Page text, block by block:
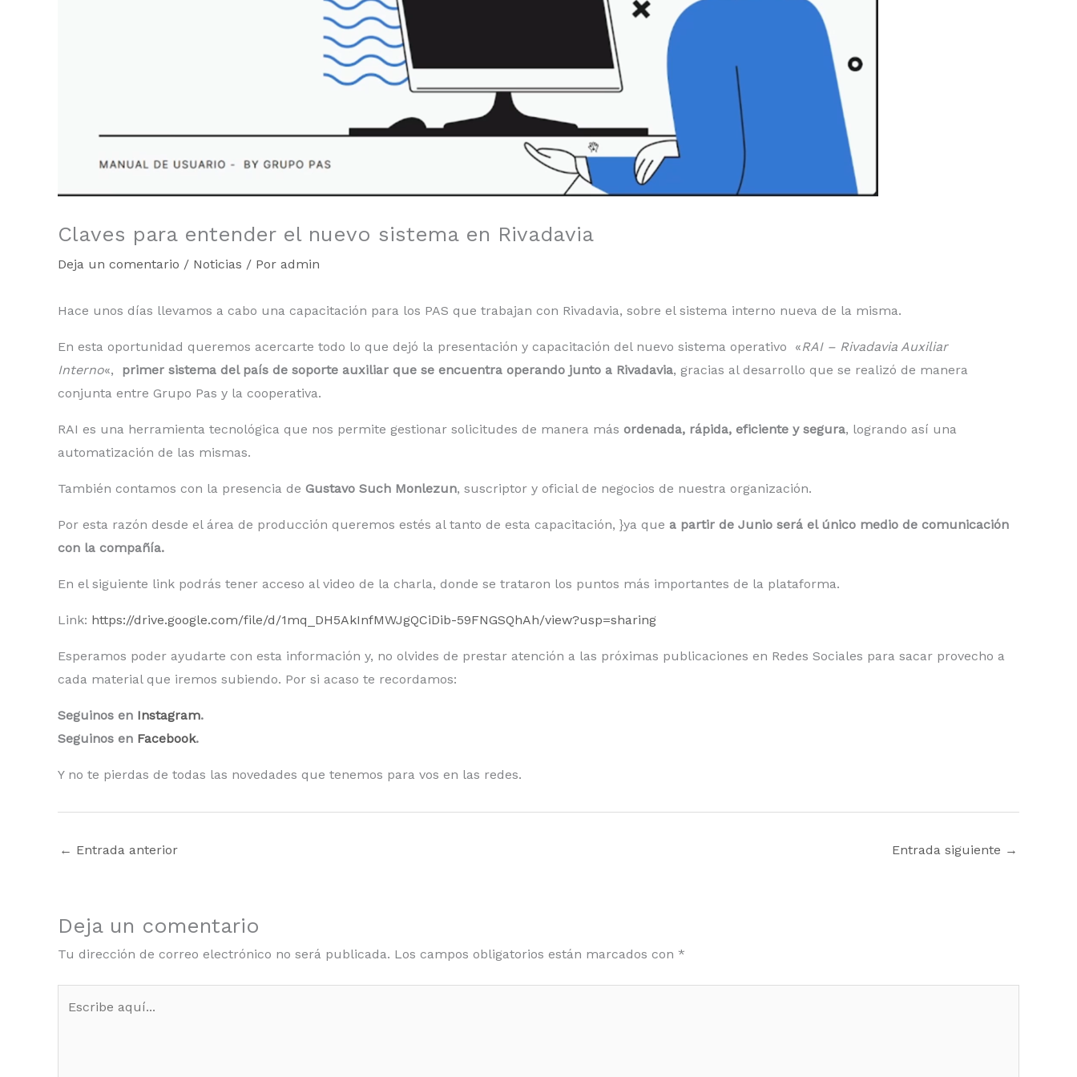
Claves para entender el nuevo sistema en Rivadavia
Deja un comentario / Noticias / Por admin
Hace unos días llevamos a cabo una capacitación para los PAS que trabajan con Rivadavia, sobre el sistema interno nueva de la misma.
En esta oportunidad queremos acercarte todo lo que dejó la presentación y capacitación del nuevo sistema operativo «RAI – Rivadavia Auxiliar
Interno«, primer sistema del país de soporte auxiliar que se encuentra operando junto a Rivadavia, gracias al desarrollo que se realizó de manera
conjunta entre Grupo Pas y la cooperativa.
RAI es una herramienta tecnológica que nos permite gestionar solicitudes de manera más ordenada, rápida, eficiente y segura, logrando así una
automatización de las mismas.
También contamos con la presencia de Gustavo Such Monlezun, suscriptor y oficial de negocios de nuestra organización.
Por esta razón desde el área de producción queremos estés al tanto de esta capacitación, }ya que a partir de Junio será el único medio de comunicación
con la compañía.
En el siguiente link podrás tener acceso al video de la charla, donde se trataron los puntos más importantes de la plataforma.
Link: https://drive.google.com/file/d/1mq_DH5AkInfMWJgQCiDib-59FNGSQhAh/view?usp=sharing
Esperamos poder ayudarte con esta información y, no olvides de prestar atención a las próximas publicaciones en Redes Sociales para sacar provecho a
cada material que iremos subiendo. Por si acaso te recordamos:
Seguinos en Instagram.
Seguinos en Facebook.
Y no te pierdas de todas las novedades que tenemos para vos en las redes.
← Entrada anterior Entrada siguiente →
Deja un comentario
Tu dirección de correo electrónico no será publicada. Los campos obligatorios están marcados con *